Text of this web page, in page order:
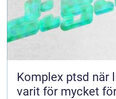
Komplex ptsd när livet har
varit för mycket